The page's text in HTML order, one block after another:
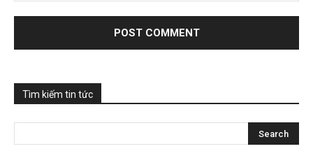
Tìm kiếm tin tức